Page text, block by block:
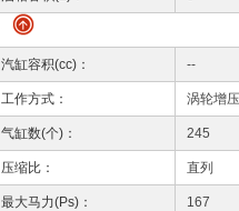
汽缸容积(cc)： --
工作方式： 涡轮增压
气缸数(个)： 245
压缩比： 直列
最大马力(Ps)： 167